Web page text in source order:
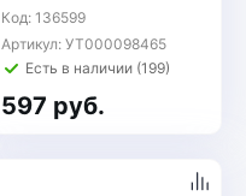
Код: 136599
Артикул: УТ000098465
Есть в наличии (199)
597 руб.